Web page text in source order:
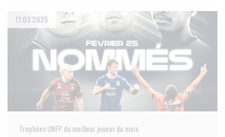
11.03.2025
Trophées UNFP du meilleur joueur du mois